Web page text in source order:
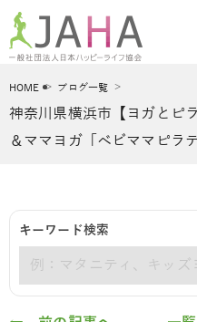
HOME ブログ一覧
神奈川県横浜市【ヨガとピ
＆ママヨガ「ベビママピラ
キーワード検索